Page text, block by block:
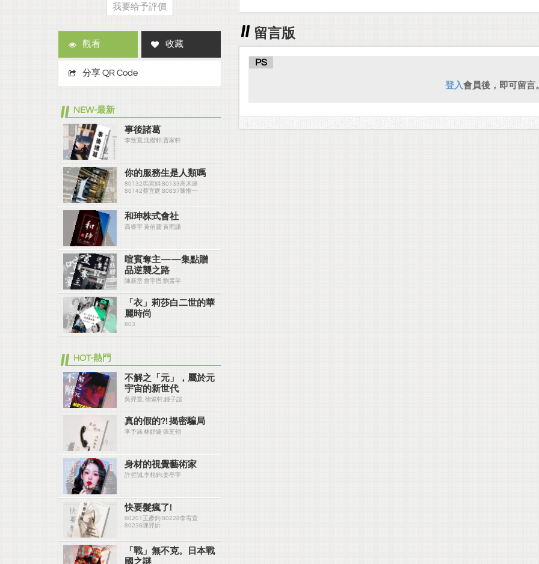
留言版
PS
登入會員後，即可留言
我要给予評價
觀看 收藏
分享 QR Code
NEW-最新
事後諸葛
李致寬,沈楷軒,曹家軒
你的服務生是人類嗎
80132馬寅娟 80133高禾庭
80142蔡宜庭 80637陳惟一
和珅株式會社
高睿宇 黃侑霆 黃雨謙
喧賓奪主——集點贈
品逆襲之路
陳新丞 詹宇恩 劉孟芊
「衣」莉莎白二世的華
麗時尚
803
HOT-熱門
不解之「元」，屬於元
宇宙的新世代
吳羿萱, 徐紫軒,鍾子誼
真的假的?! 揭密騙局
李予涵 林妤婕 張芝翎
身材的視覺藝術家
許哲誠,李柏鈞,姜亭宇
快要髮瘋了!
80201王彥鈞 80228李宥萱
80236陳羿妡
「戰」無不克。日本戰
國之謎